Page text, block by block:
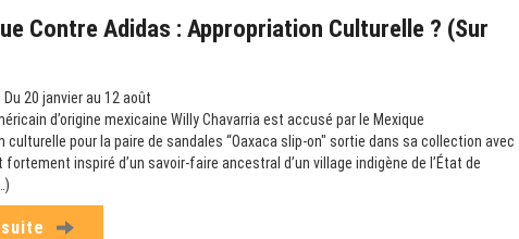
Contre Adidas : Appropriation Culturelle ? (sur
Du 20 janvier au 12 août
d’origine mexicaine Willy Chavarria est accusé par le Mexique
culturelle pour la paire de sandales “Oaxaca slip-on" sortie dans sa collection avec
fortement inspiré d’un savoir-faire ancestral d’un village indigène de l’État de